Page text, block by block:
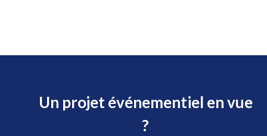
Un projet événementiel en vue
?